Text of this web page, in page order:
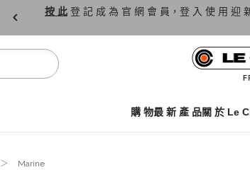
按 此 登 記 成 為 官 網 會 員，登 入 使 用 迎
購 物最 新 產 品關 於 Le
Marine